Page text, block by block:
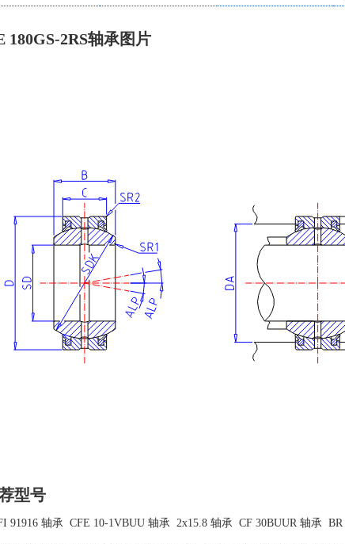
180GS-2RS轴承图片
型号
91916 轴承 CFE 10-1VBUU 轴承 2x15.8 轴承 CF 30BUUR 轴承 BR